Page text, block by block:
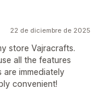
22 de diciembre de 2025
store Vajracrafts.
all the features
immediately
convenient!